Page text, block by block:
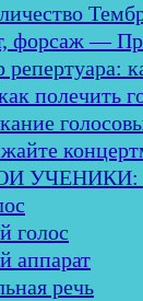
форсаж —
репертуара:
полечить
УЧЕНИКИ:
голос
аппарат
речь